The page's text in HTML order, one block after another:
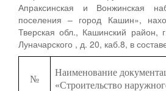
Апраксинская и Вонжинская
поселения – город Кашин»,
Тверская обл., Кашинский район,
Луначарского , д. 20, каб.8, в
№
Наименование
«Строительство